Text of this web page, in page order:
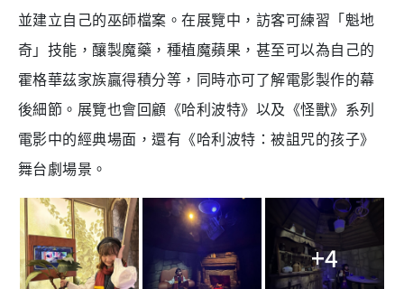
m
e
並建立自己的巫師檔案。在展覽中，訪客可練習「魁地
奇」技能，釀製魔藥，種植魔蘋果，甚至可以為自己的
霍格華茲家族贏得積分等，同時亦可了解電影製作的幕
後細節。展覽也會回顧《哈利波特》以及《怪獸》系列
電影中的經典場面，還有《哈利波特：被詛咒的孩子》
舞台劇場景。
+4